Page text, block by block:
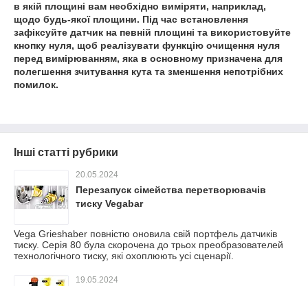
в якій площині вам необхідно виміряти, наприклад,
щодо будь-якої площини. Під час встановлення
зафіксуйте датчик на певній площині та використовуйте
кнопку нуля, щоб реалізувати функцію очищення нуля
перед вимірюванням, яка в основному призначена для
полегшення зчитування кута та зменшення непотрібних
помилок.
Інші статті рубрики
20.05.2024
Перезапуск сімейства перетворювачів
тиску Vegabar
Vega Grieshaber повністю оновила свій портфель датчиків
тиску. Серія 80 була скорочена до трьох преобразователей
технологічного тиску, які охоплюють усі сценарії.
19.05.2024